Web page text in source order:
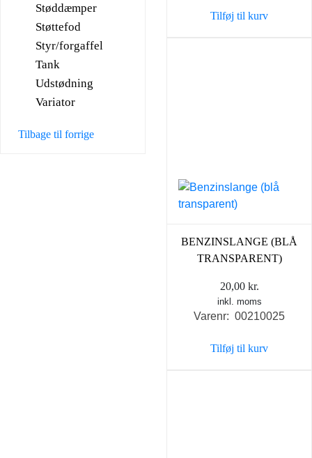
Støddæmper
Støttefod
Styr/forgaffel
Tank
Udstødning
Variator
Tilbage til forrige
35,00 kr..
Tilføj til kurv
BENZINSLANGE (BLÅ
TRANSPARENT)
20,00 kr.
inkl. moms
Varenr: 00210025
Tilføj til kurv